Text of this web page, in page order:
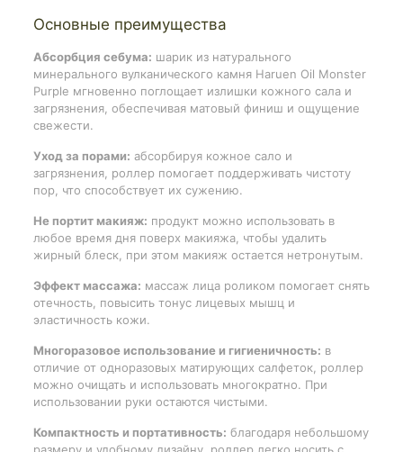
Основные преимущества
Абсорбция себума: шарик из натурального
минерального вулканического камня Haruen Oil Monster
Purple мгновенно поглощает излишки кожного сала и
загрязнения, обеспечивая матовый финиш и ощущение
свежести.
Уход за порами: абсорбируя кожное сало и
загрязнения, роллер помогает поддерживать чистоту
пор, что способствует их сужению.
Не портит макияж: продукт можно использовать в
любое время дня поверх макияжа, чтобы удалить
жирный блеск, при этом макияж остается нетронутым.
Эффект массажа: массаж лица роликом помогает снять
отечность, повысить тонус лицевых мышц и
эластичность кожи.
Многоразовое использование и гигиеничность: в
отличие от одноразовых матирующих салфеток, роллер
можно очищать и использовать многократно. При
использовании руки остаются чистыми.
Компактность и портативность: благодаря небольшому
размеру и удобному дизайну, роллер легко носить с